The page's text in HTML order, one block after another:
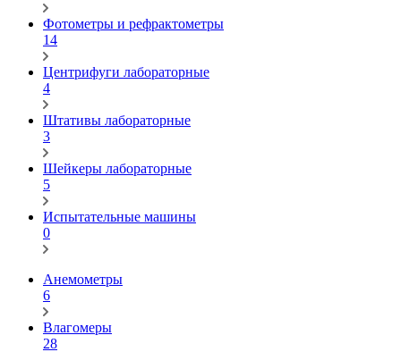
Фотометры и рефрактометры
14
Центрифуги лабораторные
4
Штативы лабораторные
3
Шейкеры лабораторные
5
Испытательные машины
0
Анемометры
6
Влагомеры
28